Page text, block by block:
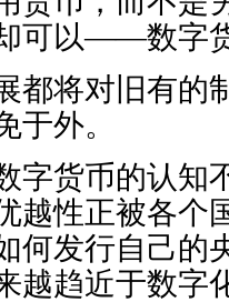
可以——数字
都将对旧有的
于外。
字货币的认知
越性正被各个
何发行自己的
越趋近于数字